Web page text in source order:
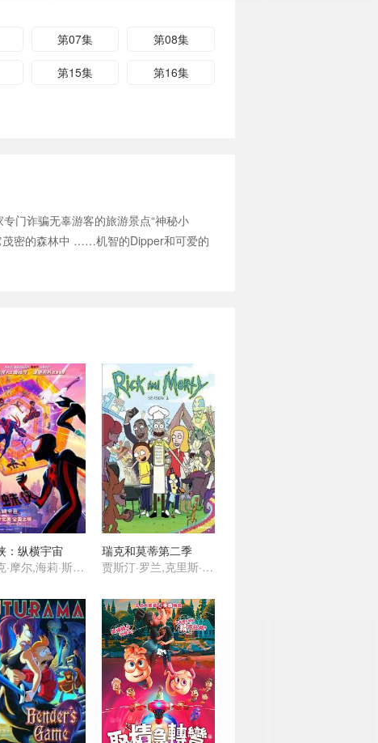
第07集 第08集
第15集 第16集
门诈骗无辜游客的旅游景点“神秘小
茂密的森林中 ……机智的Dipper和可爱的
：纵横宇宙
沙梅克·摩尔,海莉·斯坦菲尔德,奥斯卡·伊萨克,杰克·约翰逊,伊萨·雷,詹森·舒瓦兹曼,马赫沙拉·阿里,布莱恩·泰里·亨利,劳伦·维勒斯,丹尼尔·卡卢亚,卡兰·索尼,安迪·萨姆伯格,乔玛·塔科内,唐纳德·格洛弗,谢伊·惠格姆,阿曼德拉·斯坦伯格 ,瑞秋·德拉彻,佩吉·陆,安德鲁·加菲尔德,佐伊·克罗维兹,约翰·木兰尼,贵美子·格伦,克里斯·派恩
瑞克和莫蒂第二季
贾斯汀·罗兰,克里斯·帕内尔,斯宾瑟·格拉默